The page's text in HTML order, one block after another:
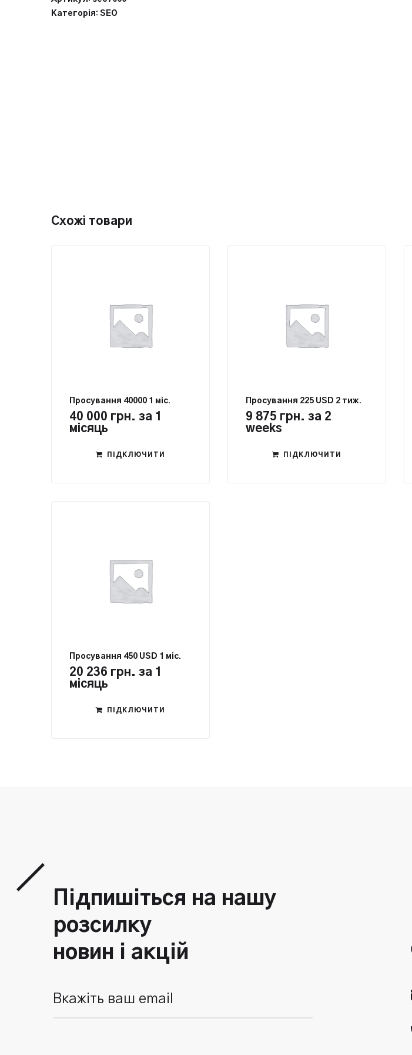
Категорія: SEO
Схожі товари
Просування 40000 1 міс.
40 000 грн. за 1
місяць
ПІДКЛЮЧИТИ
Просування 225 USD 2 тиж.
9 875 грн. за 2
weeks
ПІДКЛЮЧИТИ
Просування 450 USD 1 міс.
20 236 грн. за 1
місяць
ПІДКЛЮЧИТИ
Підпишіться на нашу
розсилку
новин і акцій